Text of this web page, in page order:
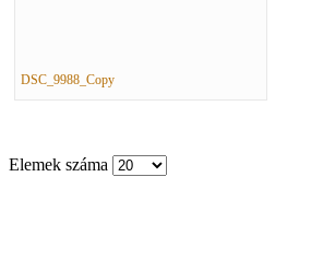
DSC_9988_Copy
Elemek száma